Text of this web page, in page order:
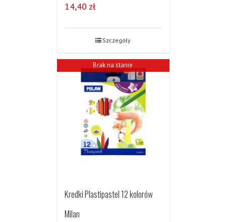
14,40 zł
Szczegóły
Brak na stanie
Kredki Plastipastel 12 kolorów
Milan